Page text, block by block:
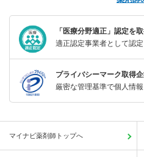
「医療分野適正」認定を
適正認定事業者として認定
プライバシーマーク取得
厳密な管理基準で個人情報
マイナビ薬剤師トップへ